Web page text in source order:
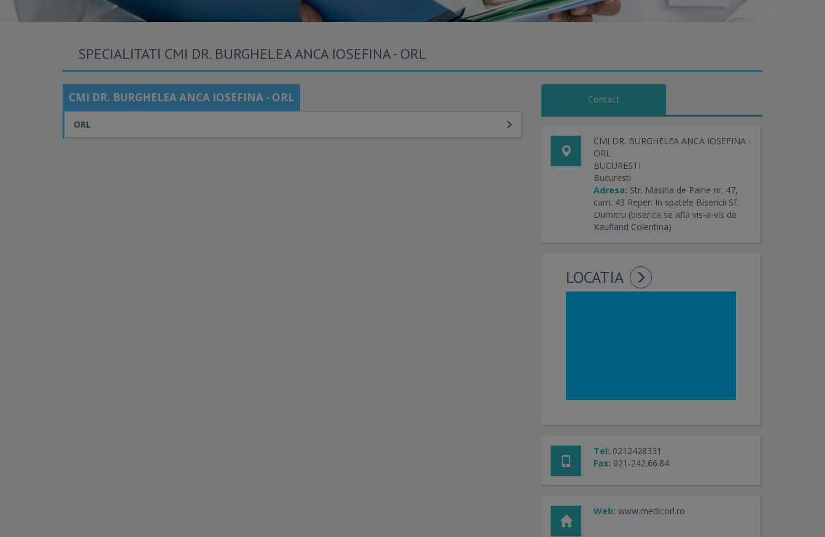
SPECIALITATI CMI DR. BURGHELEA ANCA IOSEFINA - ORL
CMI DR. BURGHELEA ANCA IOSEFINA - ORL
ORL
Contact
CMI DR. BURGHELEA ANCA IOSEFINA -
ORL
BUCURESTI
Bucuresti
Adresa: Str. Masina de Paine nr. 47,
cam. 43 Reper: In spatele Bisericii Sf.
Dumitru (biserica se afla vis-a-vis de
Kaufland Colentina)
LOCATIA
Tel: 0212428331
Fax: 021-242.66.84
Web: www.medicorl.ro